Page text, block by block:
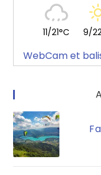
11/21°C 9/
WebCam et